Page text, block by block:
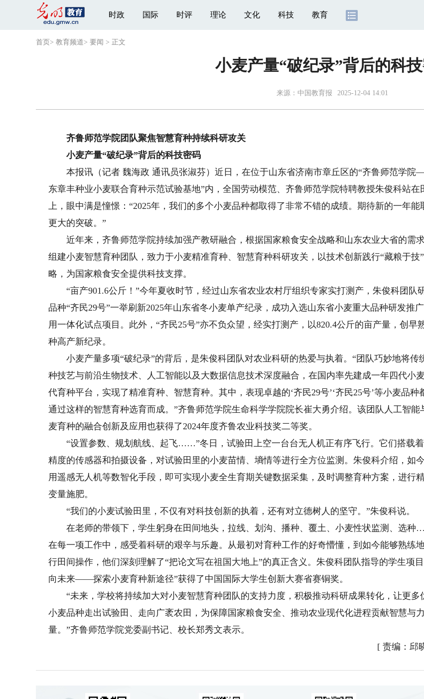
时政 国际 时评 理论 文化 科技 教育
首页 > 教育频道> 要闻 > 正文
小麦产量“破纪录”背后的科
来源： 中国教育报 2025-12-04 14:01
齐鲁师范学院团队聚焦智慧育种持续科研攻关
小麦产量“破纪录”背后的科技密码
本报讯（记者 魏海政 通讯员张淑芬）近日，在位于山东省济南市章丘区的“齐鲁师范学院
东章丰种业小麦联合育种示范试验基地”内，全国劳动模范、齐鲁师范学院特聘教授朱俊科站在
上，眼中满是憧憬：“2025年，我们的多个小麦品种都取得了非常不错的成绩。期待新的一年能
更大的突破。”
近年来，齐鲁师范学院持续加强产教研融合，根据国家粮食安全战略和山东农业大省的需求
组建小麦智慧育种团队，致力于小麦精准育种、智慧育种科研攻关，以技术创新践行“藏粮于技
略，为国家粮食安全提供科技支撑。
“亩产901.6公斤！”今年夏收时节，经过山东省农业农村厅组织专家实打测产，朱俊科团队
品种“齐民29号”一举刷新2025年山东省冬小麦单产纪录，成功入选山东省小麦重大品种研发推
用一体化试点项目。此外，“齐民25号”亦不负众望，经实打测产，以820.4公斤的亩产量，创早
种高产新纪录。
小麦产量多项“破纪录”的背后，是朱俊科团队对农业科研的热爱与执着。“团队巧妙地将传
种技艺与前沿生物技术、人工智能以及大数据信息技术深度融合，在国内率先建成一年四代小
代育种平台，实现了精准育种、智慧育种。其中，表现卓越的‘齐民29号’‘齐民25号’等小麦品种
通过这样的智慧育种选育而成。”齐鲁师范学院生命科学学院院长崔大勇介绍。该团队人工智能
麦育种的融合创新及应用也获得了2024年度齐鲁农业科技奖二等奖。
“设置参数、规划航线、起飞……”冬日，试验田上空一台台无人机正有序飞行。它们搭载
精度的传感器和拍摄设备，对试验田里的小麦苗情、墒情等进行全方位监测。朱俊科介绍，如
用遥感无人机等数智化手段，即可实现小麦全生育期关键数据采集，及时调整育种方案，进行
变量施肥。
“我们的小麦试验田里，不仅有对科技创新的执着，还有对立德树人的坚守。”朱俊科说。
在老师的带领下，学生躬身在田间地头，拉线、划沟、播种、覆土、小麦性状监测、选
在每一项工作中，感受着科研的艰辛与乐趣。从最初对育种工作的好奇懵懂，到如今能够熟练
行田间操作，他们深刻理解了“把论文写在祖国大地上”的真正含义。朱俊科团队指导的学生项
向未来——探索小麦育种新途径”获得了中国国际大学生创新大赛省赛铜奖。
“未来，学校将持续加大对小麦智慧育种团队的支持力度，积极推动科研成果转化，让更多
小麦品种走出试验田、走向广袤农田，为保障国家粮食安全、推动农业现代化进程贡献智慧与力
量。”齐鲁师范学院党委副书记、校长郑秀文表示。
[ 责编：邱